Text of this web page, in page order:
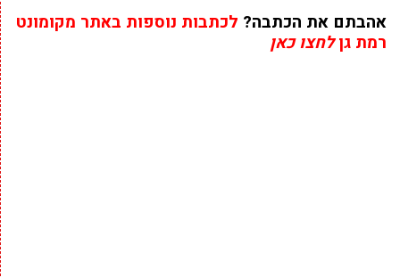
אהבתם את הכתבה? לכתבות נוספות באתר מקומונט
רמת גןלחצו כאן